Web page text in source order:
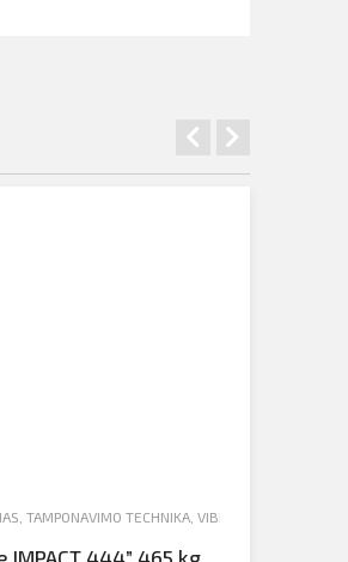
TAMPONAVIMO TECHNIKA, VIBROBLIETTES
IMPACT 444” 465 kg